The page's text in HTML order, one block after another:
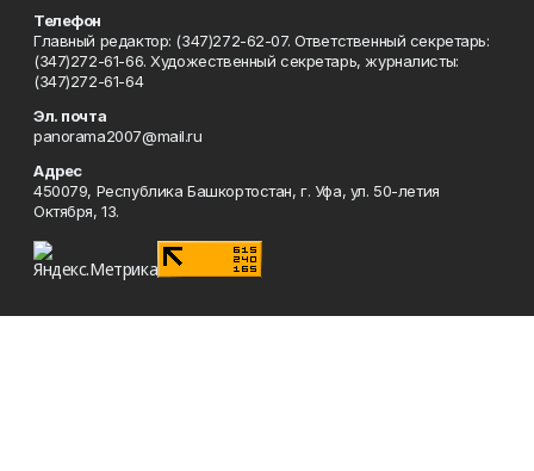
Телефон
Главный редактор: (347)272-62-07. Ответственный секретарь:
(347)272-61-66. Художественный секретарь, журналисты:
(347)272-61-64
Эл. почта
panorama2007@mail.ru
Адрес
450079, Республика Башкортостан, г. Уфа, ул. 50-летия
Октября, 13.